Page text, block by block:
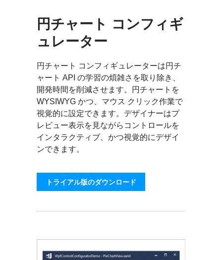
円チャート コンフィギ
ュレーター
円チャート コンフィギュレーターは円チ
ャート API の学習の煩雑さを取り除き、
開発時間を削減させます。円チャートを
WYSIWYG かつ、マウス クリック作業で
視覚的に設定できます。デザイナーはプ
レビュー表示を見ながらコントロールを
インタラクティブ、かつ視覚的にデザイ
ンできます。
トライアル版のダウンロード